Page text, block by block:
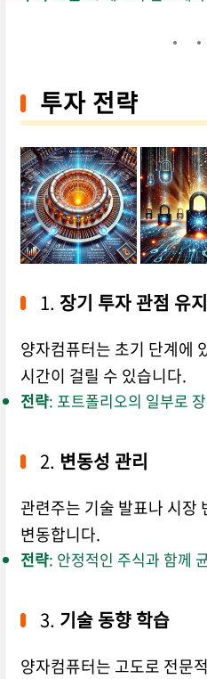
투자 전략
1. 장기 투자 관점 유지
양자컴퓨터는 초기 단계에
시간이 걸릴 수 있습니다.
전략: 포트폴리오의 일부로
2. 변동성 관리
관련주는 기술 발표나 시장
변동합니다.
전략: 안정적인 주식과 함께
3. 기술 동향 학습
양자컴퓨터는 고도로 전문